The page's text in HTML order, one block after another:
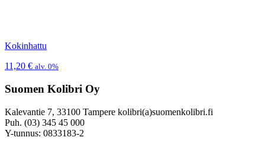
Kokinhattu
11,20 € alv. 0%
Suomen Kolibri Oy
Kalevantie 7, 33100 Tampere kolibri(a)suomenkolibri.fi
Puh. (03) 345 45 000
Y-tunnus: 0833183-2